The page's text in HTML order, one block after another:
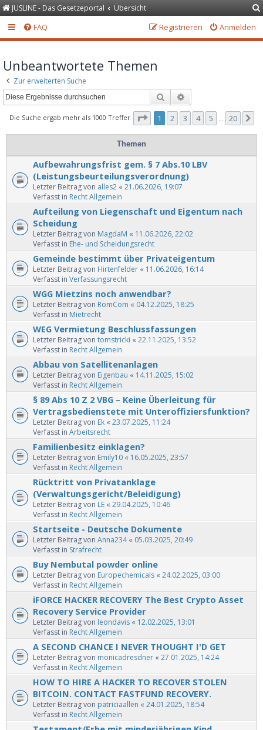
JUSLINE - Das Gesetzeportal Übersicht
FAQ Anmelden
Registrieren
Unbeantwortete Themen
Zur erweiterten Suche
Suche
Die Suche ergab mehr als 1000 Treffer Seite 1von 20
1 2 3 4 5 20
Themen
Aufbewahrungsfrist gem. § 7 Abs.10 LBV
(Leistungsbeurteilungsverordnung)
Letzter Beitrag von alles2 « 21.06.2026, 19:07
Verfasst in Recht Allgemein
Aufteilung von Liegenschaft und Eigentum nach
Scheidung
Letzter Beitrag von MagdaM « 11.06.2026, 22:02
Verfasst in Ehe- und Scheidungsrecht
Gemeinde bestimmt über Privateigentum
Letzter Beitrag von Hirtenfelder « 11.06.2026, 16:14
Verfasst in Verfassungsrecht
WGG Mietzins noch anwendbar?
Letzter Beitrag von RomCom « 04.12.2025, 18:25
Verfasst in Mietrecht
WEG Vermietung Beschlussfassungen
Letzter Beitrag von tomstricki « 22.11.2025, 13:52
Verfasst in Recht Allgemein
Abbau von Satellitenanlagen
Letzter Beitrag von Eigenbau « 14.11.2025, 15:02
Verfasst in Recht Allgemein
§ 89 Abs 10 Z 2 VBG – Keine Überleitung für
Vertragsbedienstete mit Unteroffiziersfunktion?
Letzter Beitrag von Ek « 23.07.2025, 11:24
Verfasst in Arbeitsrecht
Familienbesitz einklagen?
Letzter Beitrag von Emily10 « 16.05.2025, 23:57
Verfasst in Recht Allgemein
Rücktritt von Privatanklage
(Verwaltungsgericht/Beleidigung)
Letzter Beitrag von LE « 29.04.2025, 10:46
Verfasst in Recht Allgemein
Startseite - Deutsche Dokumente
Letzter Beitrag von Anna234« 05.03.2025, 20:49
Verfasst in Strafrecht
Buy Nembutal powder online
Letzter Beitrag von Europechemicals « 24.02.2025, 03:00
Verfasst in Recht Allgemein
iFORCE HACKER RECOVERY The Best Crypto Asset
Recovery Service Provider
Letzter Beitrag von leondavis « 12.02.2025, 13:01
Verfasst in Recht Allgemein
A SECOND CHANCE I NEVER THOUGHT I'D GET
Letzter Beitrag von monicadresdner « 27.01.2025, 14:24
Verfasst in Recht Allgemein
HOW TO HIRE A HACKER TO RECOVER STOLEN
BITCOIN. CONTACT FASTFUND RECOVERY.
Letzter Beitrag von patriciaallen « 24.01.2025, 18:54
Verfasst in Recht Allgemein